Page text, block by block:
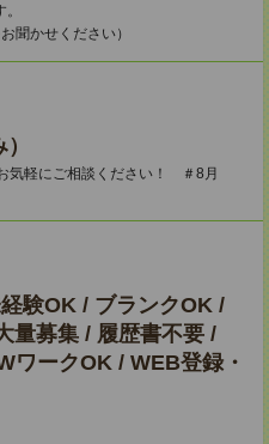
聞かせください）
軽にご相談ください！ ＃8月
験OK / ブランクOK /
量募集 / 履歴書不要 /
ワークOK / WEB登録・